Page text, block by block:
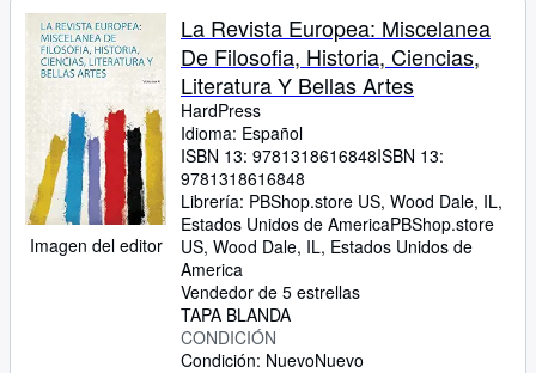
Libros antiguos
Arte y coleccionismo
Vendedores
Comenzar a vender
Ayuda
CERRAR
Imagen del editor
La Revista Europea: Miscelanea
De Filosofia, Historia, Ciencias,
Literatura Y Bellas Artes
HardPress
Idioma: Español
ISBN 13: 9781318616848ISBN 13:
9781318616848
Librería: PBShop.store US, Wood Dale, IL,
Estados Unidos de AmericaPBShop.store
US, Wood Dale, IL, Estados Unidos de
America
Vendedor de 5 estrellas
TAPA BLANDA
CONDICIÓN
Condición: NuevoNuevo